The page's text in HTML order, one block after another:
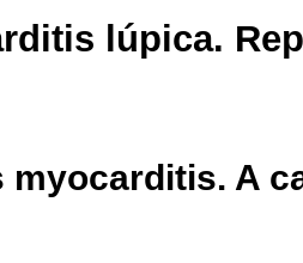
lúpica.
myocarditis. A